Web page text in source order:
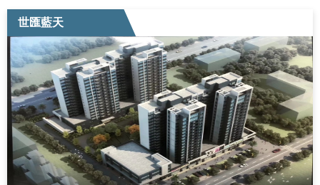
世匯藍天